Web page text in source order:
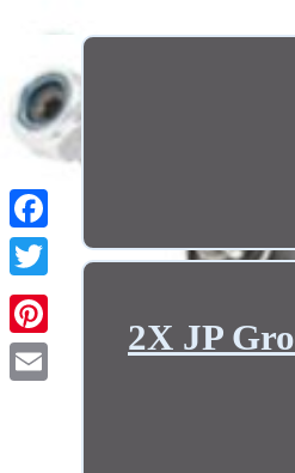
Twitter
2X JP